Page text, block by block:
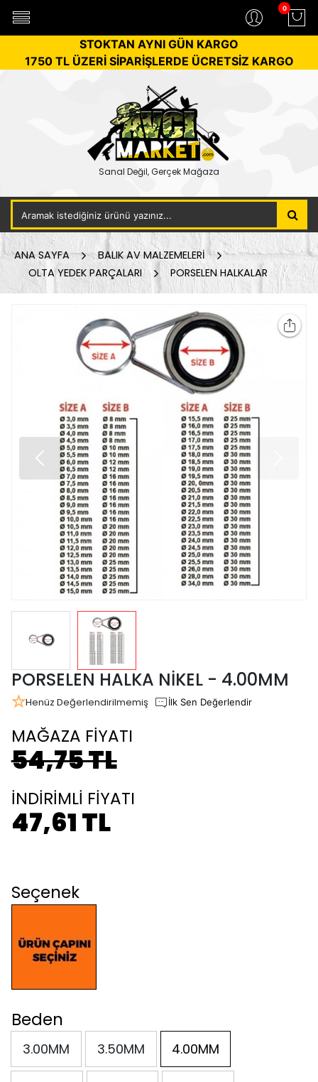
0
STOKTAN AYNI GÜN KARGO
1750 TL ÜZERİ SİPARİŞLERDE ÜCRETSİZ KARGO
Sanal Değil, Gerçek Mağaza
ANA SAYFA
BALIK AV MALZEMELERİ
OLTA YEDEK PARÇALARI
PORSELEN HALKALAR
PORSELEN HALKA NİKEL - 4.00MM
Henüz Değerlendirilmemiş İlk Sen Değerlendir
MAĞAZA FİYATI
54,75 TL
İNDİRİMLİ FİYATI
47,61 TL
Seçenek
Beden
3.00MM 3.50MM 4.00MM